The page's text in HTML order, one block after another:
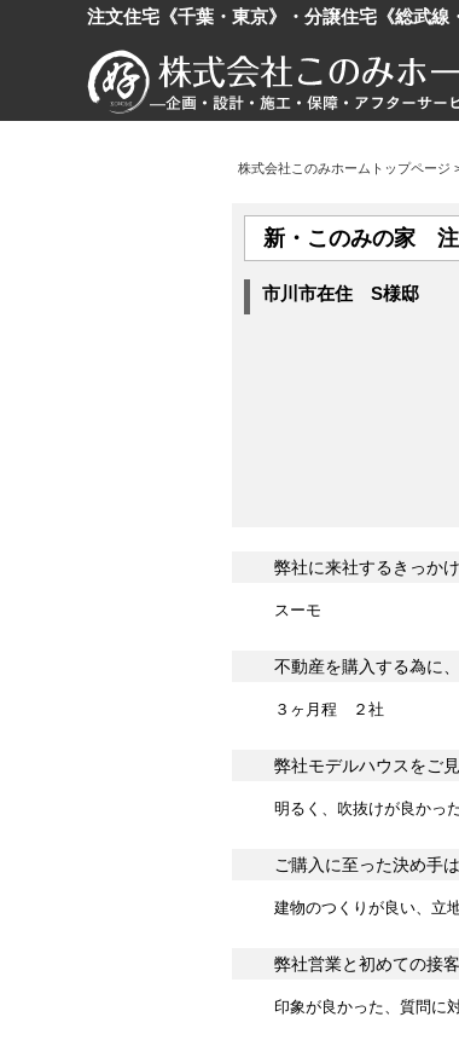
注文住宅《千葉・東京》・分譲住宅《総武線
株式会社このみホームトップページ
新・このみの家
市川市在住 S様邸
弊社に来社するきっか
スーモ
不動産を購入する為に
３ヶ月程 ２社
弊社モデルハウスをご
明るく、吹抜けが良かっ
ご購入に至った決め手
建物のつくりが良い、立
弊社営業と初めての接
印象が良かった、質問に